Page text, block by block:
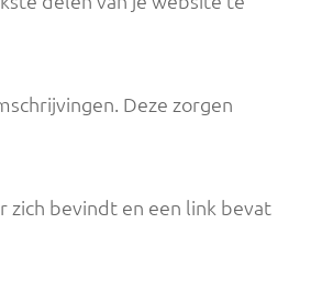
Deze zorgen
zich bevindt en een link bevat